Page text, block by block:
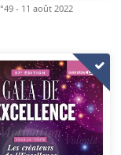
- 11 août 2022